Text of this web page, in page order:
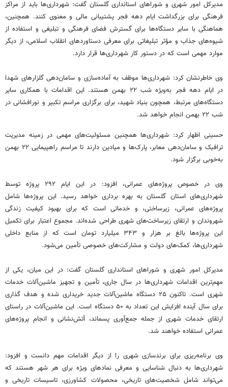
مدیرکل امور شهری و شوراهای استانداری گلستان گفت: شهرداری‌ها باید از مراکز
فرهنگی برای بزرگداشت ایام دهه فجر پشتیبانی مالی و معنوی کنند. همچنین،
هماهنگی با سایر دستگاه‌ها برای گسترش فضای فرهنگی و تبلیغی و استفاده از
شیوه‌های جذاب و مؤثر تبلیغاتی برای معرفی دستاوردهای انقلاب اسلامی، از دیگر
موارد مهمی است که در دستور کار شهرداری‌ها قرار دارد.
وی خاطرنشان کرد: شهرداری‌ها موظف به آماده‌سازی و سامان‌دهی گلزارهای شهدا
در ایام دهه فجر به‌ویژه شب ۲۲ بهمن هستند. این اقدامات با همکاری سایر
دستگاه‌های مرتبط، همچون بنیاد شهید، برای برگزاری مراسم تکبیر و نورافشانی در
شب ۲۲ بهمن انجام خواهد شد.
حسینی اظهار کرد: شهرداری‌ها همچنین مسئولیت‌های مهمی در زمینه مدیریت
ترافیک و سامان‌دهی معابر، پارک‌ها و میادین دارند تا مراسم راهپیمایی ۲۲ بهمن
به‌خوبی برگزار شود.
وی در خصوص پروژه‌های عمرانی، افزود: در این ایام ۲۹۲ پروژه توسط
شهرداری‌های استان گلستان به بهره برداری خواهد رسید. این پروژه‌ها شامل
پروژه‌های عمرانی، زیرساختی، و خدماتی است که برای بهبود کیفیت زندگی
شهروندان و ارتقای زیرساخت‌های شهری طراحی شده‌اند. مجموع اعتبار برای تکمیل
این پروژه‌ها بالغ بر هزار و ۳۴۳ میلیارد تومان است که از منابع داخلی
شهرداری‌ها، کمک‌های دولت و مشارکت‌های خصوصی تأمین می‌شود.
مدیرکل امور شهری و شوراهای استانداری گلستان گفت: در این میان، یکی از
مهم‌ترین اقدامات شهرداری‌ها در سال جاری، تأمین و تجهیز ماشین‌آلات خدمات
شهری است. تاکنون ۲۵ دستگاه ماشین‌آلات جدید خریداری شده و هدف گذاری
برای سال آینده افزایش این تعداد به ۵۰ دستگاه است. این ماشین‌آلات در راستای
ارتقای خدمات شهری از جمله جمع‌آوری پسماند، آتش‌نشانی و انجام پروژه‌های
عمرانی استفاده خواهند شد.
وی برنامه‌ریزی برای برندسازی شهری را از دیگر اقدامات مهم دانست و افزود:
شهرداری‌ها به دنبال شناسایی و معرفی نمادهای ویژه برای هر شهر هستند که
می‌تواند شامل شخصیت‌های تاریخی، محصولات کشاورزی، تاسیسات تاریخی و